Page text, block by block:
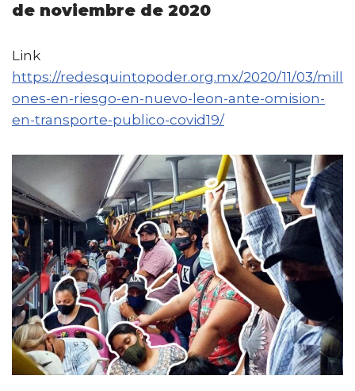
de noviembre de 2020
Link
https://redesquintopoder.org.mx/2020/11/03/mill
ones-en-riesgo-en-nuevo-leon-ante-omision-
en-transporte-publico-covid19/